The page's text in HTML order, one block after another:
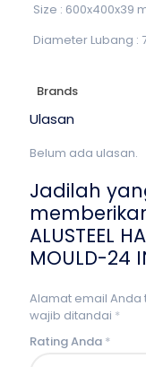
Size : 600x400x39
Diameter Lubang :
Brands
Ulasan
Belum ada ulasan.
Jadilah
ALUSTEEL
MOULD-24
Alamat email Anda
wajib ditandai *
Rating Anda *